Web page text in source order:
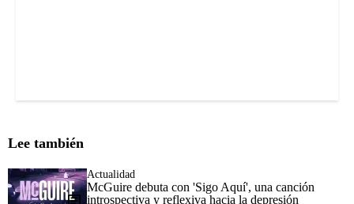
Lee también
Actualidad
McGuire debuta con 'Sigo Aquí', una canción
introspectiva y reflexiva hacia la depresión